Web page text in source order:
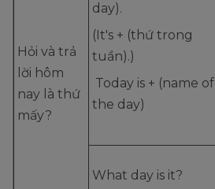
Hỏi và trả
lời hôm
nay là thứ
mấy?
day).
(It's + (thứ trong
tuần).)
Today is + (name of
the day)
What day is it?